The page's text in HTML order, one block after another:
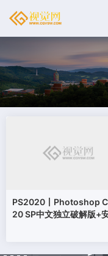
PS2020丨Photoshop
20 SP中文独立破解版+